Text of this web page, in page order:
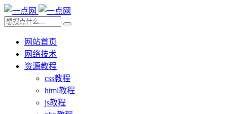
网站首页
网络技术
资源教程
css教程
html教程
js教程